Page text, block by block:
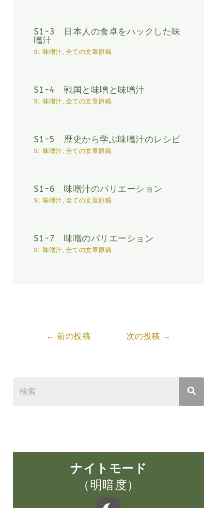
S1-3 日本人の食卓をハックした味
噌汁
S1 味噌汁, 全ての文章原稿
S1-4 戦国と味噌と味噌汁
S1 味噌汁, 全ての文章原稿
S1-5 歴史から学ぶ味噌汁のレシピ
S1 味噌汁, 全ての文章原稿
S1-6 味噌汁のバリエーション
S1 味噌汁, 全ての文章原稿
S1-7 味噌のバリエーション
S1 味噌汁, 全ての文章原稿
← 前の投稿 次の投稿 →
ナイトモード
（明暗度）